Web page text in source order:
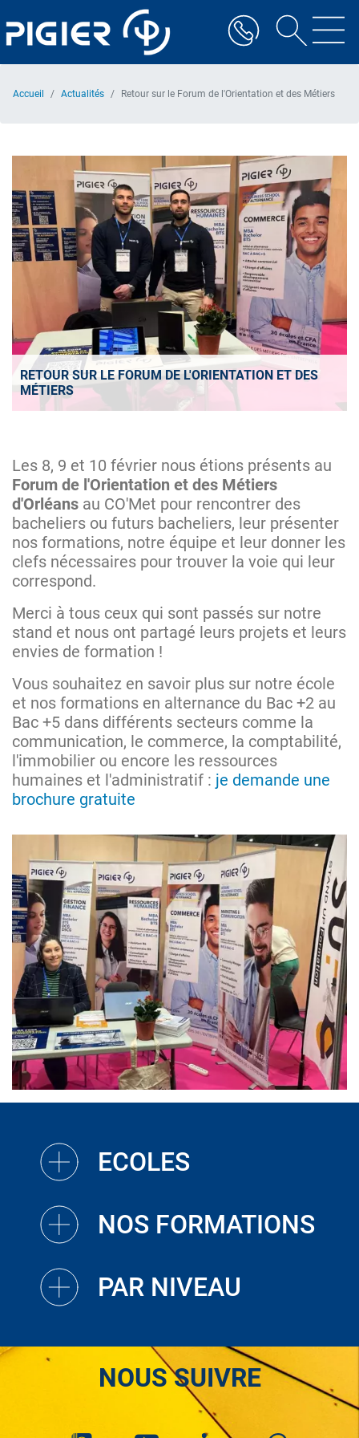
au
contenu
Accueil Actualités Retour sur le Forum de l'Orientation et des Métiers
RETOUR SUR LE FORUM DE L'ORIENTATION ET DES
MÉTIERS
Les 8, 9 et 10 février nous étions présents au
Forum de l'Orientation et des Métiers
d'Orléans au CO'Met pour rencontrer des
bacheliers ou futurs bacheliers, leur présenter
nos formations, notre équipe et leur donner les
clefs nécessaires pour trouver la voie qui leur
correspond.
Merci à tous ceux qui sont passés sur notre
stand et nous ont partagé leurs projets et leurs
envies de formation !
Vous souhaitez en savoir plus sur notre école
et nos formations en alternance du Bac +2 au
Bac +5 dans différents secteurs comme la
communication, le commerce, la comptabilité,
l'immobilier ou encore les ressources
humaines et l'administratif : je demande une
brochure gratuite
ECOLES
NOS FORMATIONS
PAR NIVEAU
NOUS SUIVRE